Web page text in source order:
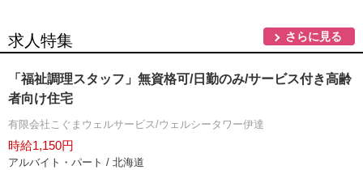
求人特集 さらに見る
「福祉調理スタッフ」無資格可/日勤のみ/サービス付き高齢
者向け住宅
有限会社こぐまウェルサービス/ウェルシータワー伊達
時給1,150円
アルバイト・パート / 北海道